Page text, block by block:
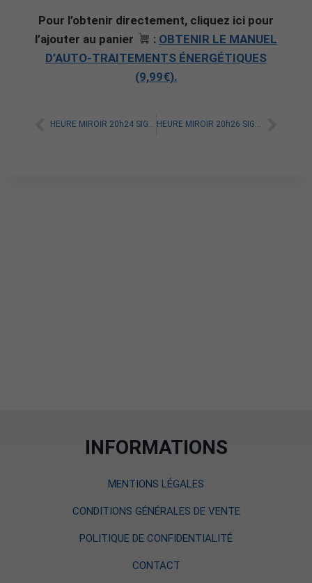
Pour l’obtenir directement, cliquez ici pour
l’ajouter au panier
: OBTENIR LE MANUEL
D’AUTO-TRAITEMENTS ÉNERGÉTIQUES
(9,99€).
HEURE MIROIR 20h24 SIGNIFICATION SPIRITUELLE [A LIRE] HEURE MIROIR 20h26 SIGNIFICATION SPIRITUELLE [A LIRE]
INFORMATIONS
MENTIONS LÉGALES
CONDITIONS GÉNÉRALES DE VENTE
POLITIQUE DE CONFIDENTIALITÉ
CONTACT